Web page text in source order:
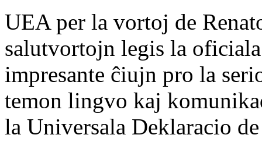
UEA per la vortoj de
salutvortojn legis la
impresante ĉiujn pro la
temon lingvo kaj
la Universala Deklaracio